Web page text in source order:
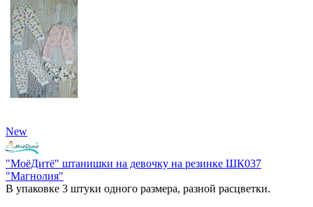
New
"МоёДитё" штанишки на девочку на резинке ШК037
"Магнолия"
В упаковке 3 штуки одного размера, разной расцветки.